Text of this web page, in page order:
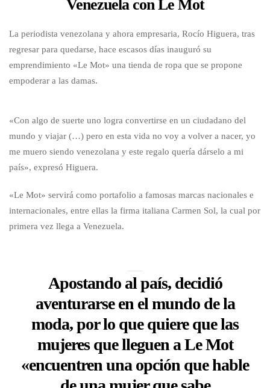
Venezuela con Le Mot
La periodista venezolana y ahora empresaria, Rocío Higuera, tras
regresar para quedarse, hace escasos días inauguró su
emprendimiento «Le Mot» una tienda de ropa que se propone
empoderar a las damas.
«Con algo de suerte uno logra convertirse en un ciudadano del
mundo y viajar (…) pero en esta vida no voy a volver a nacer, yo
me muero siendo venezolana y este regalo quería dárselo a mi
país», expresó Higuera.
«Le Mot» servirá como portafolio a famosas marcas nacionales e
internacionales, entre ellas la firma italiana Carmen Sol, la cual por
primera vez llega a Venezuela.
Apostando al país, decidió
aventurarse en el mundo de la
moda, por lo que quiere que las
mujeres que lleguen a Le Mot
«encuentren una opción que hable